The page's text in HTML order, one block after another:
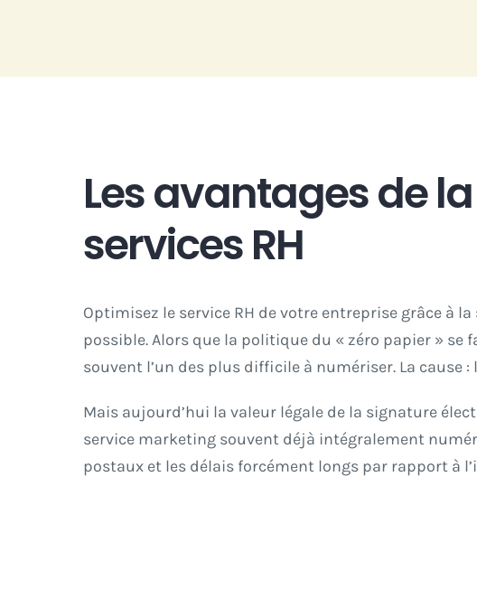
Les avantages de
services RH
Optimisez le service RH de votre entreprise grâce à
possible. Alors que la politique du « zéro papier » se
souvent l’un des plus difficile à numériser. La
Mais aujourd’hui la valeur légale de la signature
service marketing souvent déjà intégralement
postaux et les délais forcément longs par rapport à